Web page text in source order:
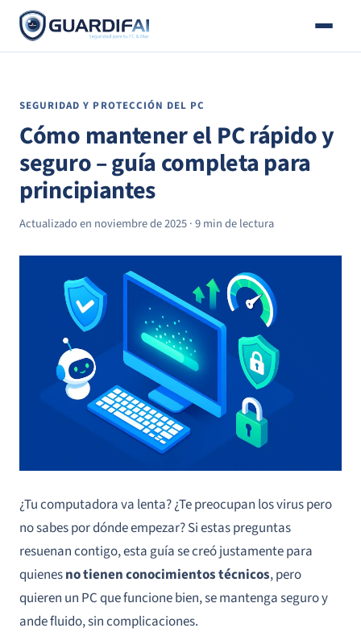
Saltar
contenido
SEGURIDAD Y PROTECCIÓN DEL PC
Cómo mantener el PC rápido y
seguro – guía completa para
principiantes
Actualizado en noviembre de 2025 · 9 min de lectura
¿Tu computadora va lenta? ¿Te preocupan los virus pero
no sabes por dónde empezar? Si estas preguntas
resuenan contigo, esta guía se creó justamente para
quienesno tienen conocimientos técnicos, pero
quieren un PC que funcione bien, se mantenga seguro y
ande fluido, sin complicaciones.
Correo